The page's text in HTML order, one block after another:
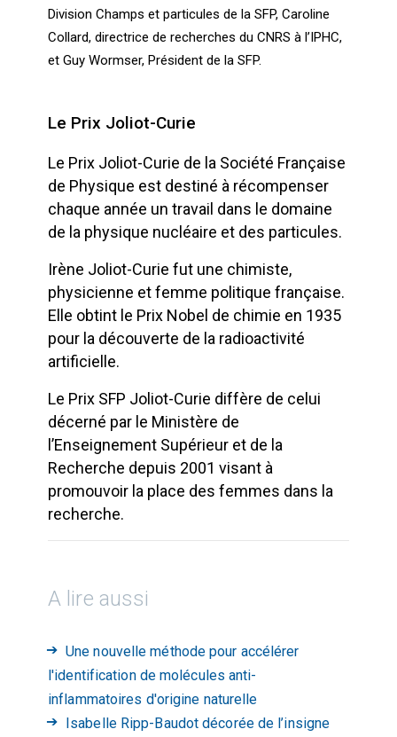
Division Champs et particules de la SFP, Caroline
Collard, directrice de recherches du CNRS à l’IPHC,
et Guy Wormser, Président de la SFP.
Le Prix Joliot-Curie
Le Prix Joliot-Curie de la Société Française
de Physique est destiné à récompenser
chaque année un travail dans le domaine
de la physique nucléaire et des particules.
Irène Joliot-Curie fut une chimiste,
physicienne et femme politique française.
Elle obtint le Prix Nobel de chimie en 1935
pour la découverte de la radioactivité
artificielle.
Le Prix SFP Joliot-Curie diffère de celui
décerné par le Ministère de
l’Enseignement Supérieur et de la
Recherche depuis 2001 visant à
promouvoir la place des femmes dans la
recherche.
A lire aussi
Une nouvelle méthode pour accélérer
l'identification de molécules anti-
inflammatoires d'origine naturelle
Isabelle Ripp-Baudot décorée de l’insigne